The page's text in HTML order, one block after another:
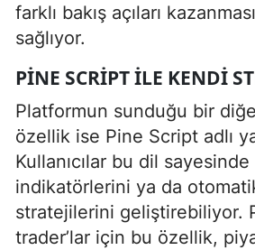
farklı bakış açıları
sağlıyor.
PINE SCRIPT ILE KENDI
Platformun sunduğu bir
özellik ise Pine Script adlı
Kullanıcılar bu dil
indikatörlerini ya da
stratejilerini geliştirebiliyor.
trader’lar için bu özellik,